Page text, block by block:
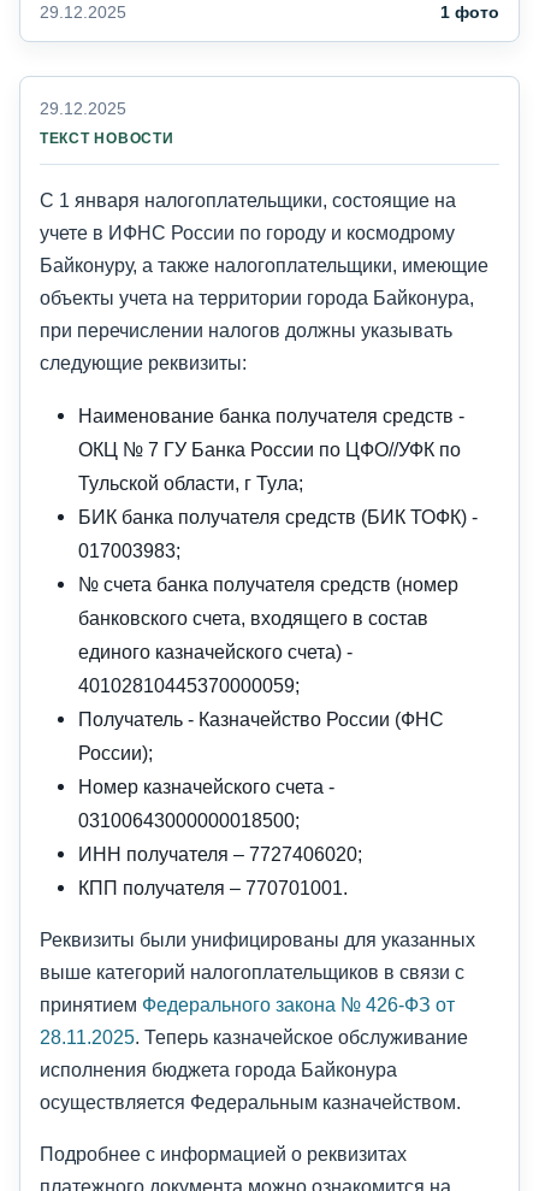
29.12.2025 1 фото
29.12.2025
ТЕКСТ НОВОСТИ
С 1 января налогоплательщики, состоящие на
учете в ИФНС России по городу и космодрому
Байконуру, а также налогоплательщики, имеющие
объекты учета на территории города Байконура,
при перечислении налогов должны указывать
следующие реквизиты:
Наименование банка получателя средств -
ОКЦ № 7 ГУ Банка России по ЦФО//УФК по
Тульской области, г Тула;
БИК банка получателя средств (БИК ТОФК) -
017003983;
№ счета банка получателя средств (номер
банковского счета, входящего в состав
единого казначейского счета) -
40102810445370000059;
Получатель - Казначейство России (ФНС
России);
Номер казначейского счета -
03100643000000018500;
ИНН получателя – 7727406020;
КПП получателя – 770701001.
Реквизиты были унифицированы для указанных
выше категорий налогоплательщиков в связи с
принятием Федерального закона № 426-ФЗ от
28.11.2025. Теперь казначейское обслуживание
исполнения бюджета города Байконура
осуществляется Федеральным казначейством.
Подробнее с информацией о реквизитах
платежного документа можно ознакомится на